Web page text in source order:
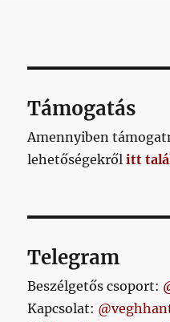
Támogatás
Amennyiben
lehetőségekrőlitt
Telegram
Beszélgetős csoport:
Kapcsolat: